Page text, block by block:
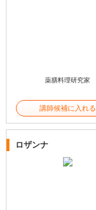
薬膳料理研究家
講師候補に入れる
ロザンナ